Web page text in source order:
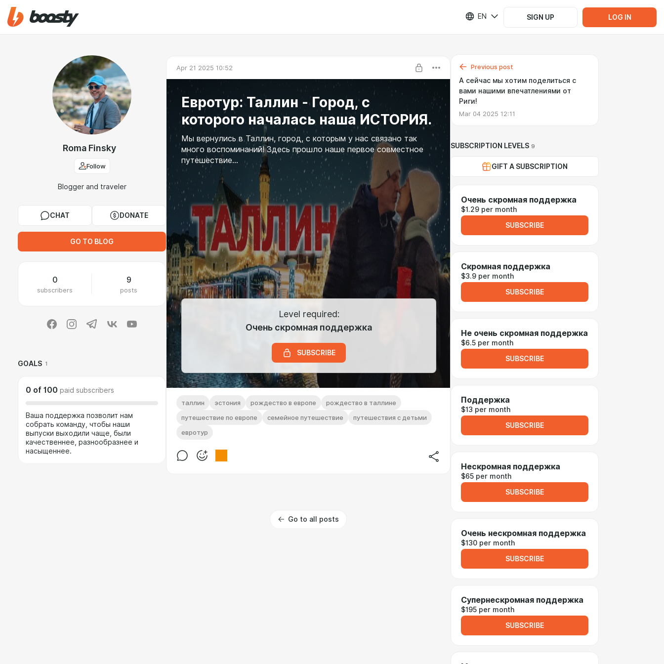
EN SIGN UP LOG IN
Roma Finsky
Follow
Blogger and traveler
CHAT DONATE
GO TO BLOG
0
subscribers
9
posts
GOALS 1
0 of 100 paid subscribers
Ваша поддержка позволит нам
собрать команду, чтобы наши
выпуски выходили чаще, были
качественнее, разнообразнее и
насыщеннее.
Apr 21 2025 10:52
Евротур: Таллин - Город, с
которого началась наша ИСТОРИЯ.
Мы вернулись в Таллин, город, с которым у нас связано так
много воспоминаний! Здесь прошло наше первое совместное
путешествие...
Level required:
Очень скромная поддержка
SUBSCRIBE
таллин эстония рождество в европе
рождество в таллине
путешествие по европе
семейное путешествие
путешествия с детьми
евротур
Go to all posts
Previous post
А сейчас мы хотим поделиться с
вами нашими впечатлениями от
Риги!
Mar 04 2025 12:11
SUBSCRIPTION LEVELS 9
GIFT A SUBSCRIPTION
Очень скромная поддержка
$1.29 per month
SUBSCRIBE
Скромная поддержка
$3.9 per month
SUBSCRIBE
Не очень скромная поддержка
$6.5 per month
SUBSCRIBE
Поддержка
$13 per month
SUBSCRIBE
Нескромная поддержка
$65 per month
SUBSCRIBE
Очень нескромная поддержка
$130 per month
SUBSCRIBE
Супернескромная поддержка
$195 per month
SUBSCRIBE